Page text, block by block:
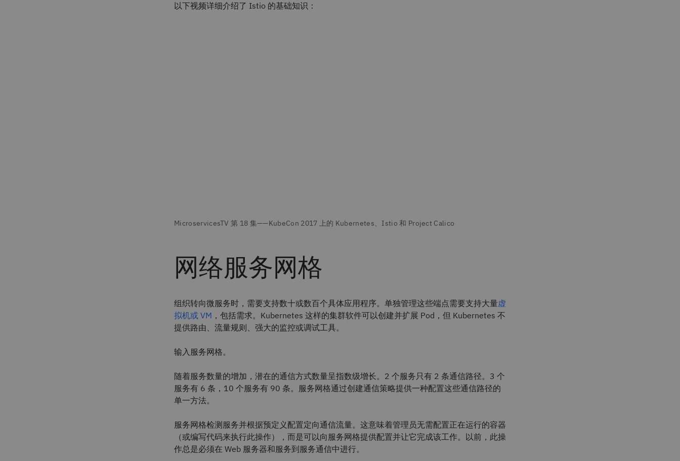
以下视频详细介绍了 Istio 的基础知识：
网络服务网格
组织转向微服务时，需要支持数十或数百个具体应用程序。单独管理这些端点需要支持大量虚
拟机或 VM ，包括需求。Kubernetes 这样的集群软件可以创建并扩展 Pod，但 Kubernetes 不
提供路由、流量规则、强大的监控或调试工具。
输入服务网格。
随着服务数量的增加，潜在的通信方式数量呈指数级增长。2 个服务只有 2 条通信路径。3 个
服务有 6 条，10 个服务有 90 条。服务网格通过创建通信策略提供一种配置这些通信路径的
单一方法。
服务网格检测服务并根据预定义配置定向通信流量。这意味着管理员无需配置正在运行的容器
（或编写代码来执行此操作），而是可以向服务网格提供配置并让它完成该工作。以前，此操
作总是必须在 Web 服务器和服务到服务通信中进行。